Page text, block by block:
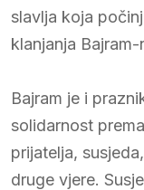
slavlja koja
klanjanja Bajram-
Bajram je i
solidarnost
prijatelja,
druge vjere.